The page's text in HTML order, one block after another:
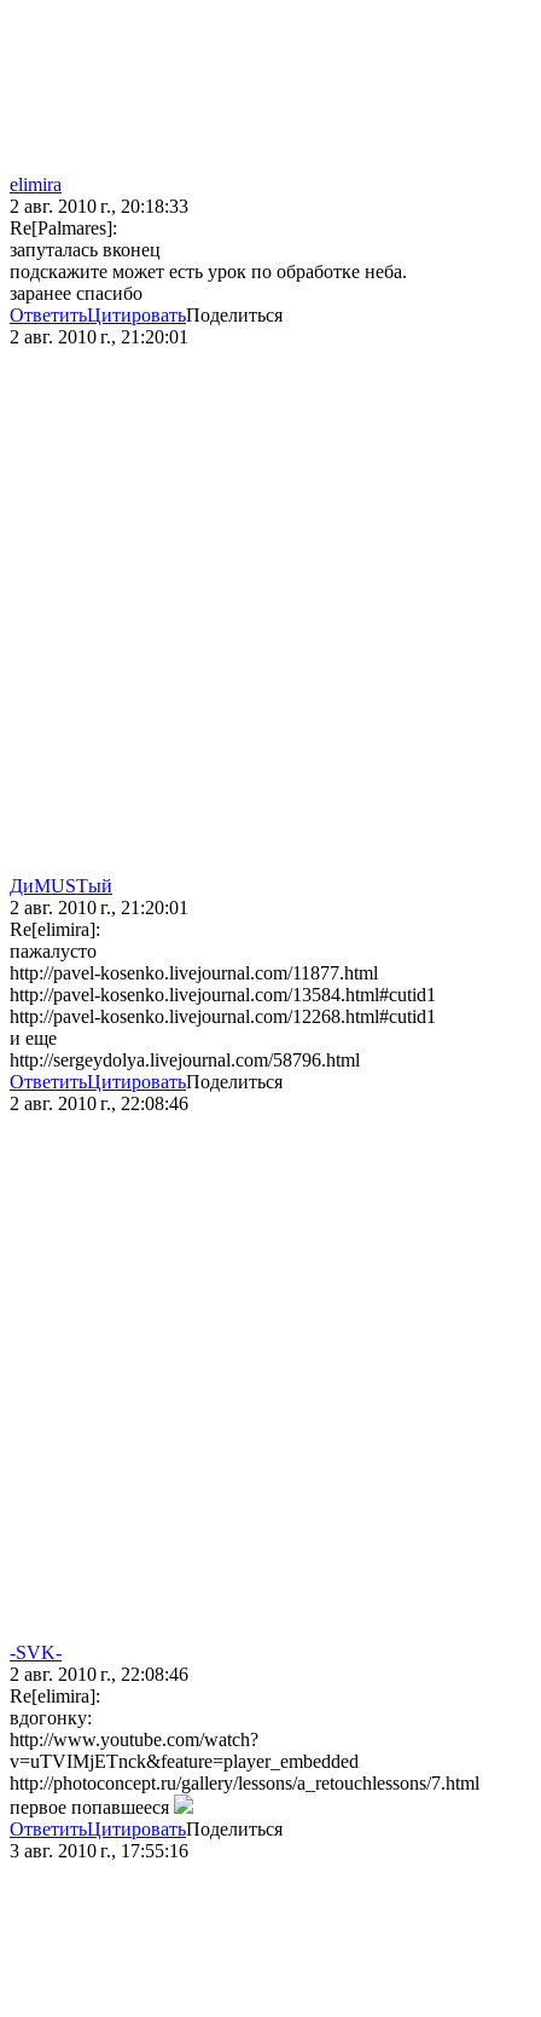
elimira
2 авг. 2010 г., 20:18:33
Re[Palmares]:
запуталась вконец
подскажите может есть урок по обработке неба.
заранее спасибо
ОтветитьЦитироватьПоделиться
2 авг. 2010 г., 21:20:01
ДиMUSTый
2 авг. 2010 г., 21:20:01
Re[elimira]:
пажалусто
http://pavel-kosenko.livejournal.com/11877.html
http://pavel-kosenko.livejournal.com/13584.html#cutid1
http://pavel-kosenko.livejournal.com/12268.html#cutid1
и еще
http://sergeydolya.livejournal.com/58796.html
ОтветитьЦитироватьПоделиться
2 авг. 2010 г., 22:08:46
-SVK-
2 авг. 2010 г., 22:08:46
Re[elimira]:
вдогонку:
http://www.youtube.com/watch?
v=uTVIMjETnck&feature=player_embedded
http://photoconcept.ru/gallery/lessons/a_retouchlessons/7.html
первое попавшееся
ОтветитьЦитироватьПоделиться
3 авг. 2010 г., 17:55:16